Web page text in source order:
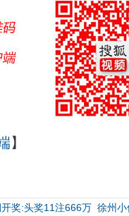
】
奖:头奖11注666万 徐州